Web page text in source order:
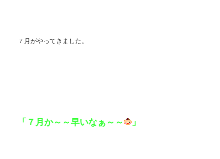
７月がやってきました。
「７月か～～早いなぁ～～ 」